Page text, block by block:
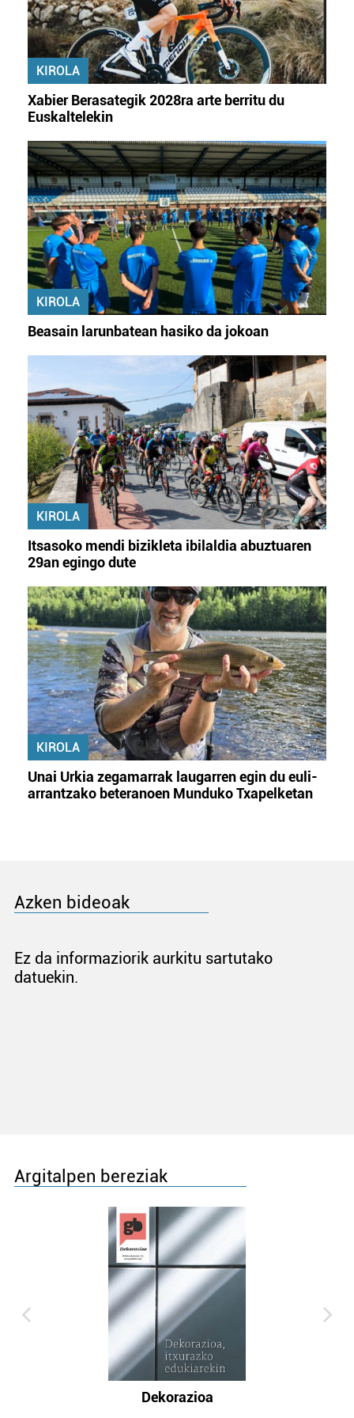
KIROLA
Xabier Berasategik 2028ra arte berritu du
Euskaltelekin
KIROLA
Beasain larunbatean hasiko da jokoan
KIROLA
Itsasoko mendi bizikleta ibilaldia abuztuaren
29an egingo dute
KIROLA
Unai Urkia zegamarrak laugarren egin du euli-
arrantzako beteranoen Munduko Txapelketan
Azken bideoak
Ez da informaziorik aurkitu sartutako
datuekin.
Argitalpen bereziak
Dekorazioa